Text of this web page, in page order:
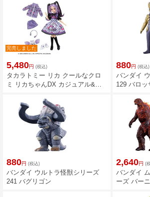
完売しました
5,480円 (税込)
タカラトミー リカ クールなクロ
ミ リカちゃんDX カジュアル&パ
880円 (税込)
バンダイ
129 バロッ
880円 (税込)
バンダイ ウルトラ怪獣シリーズ
241 バグリゴン
2,640円 (
バンダイ
ーズ バー